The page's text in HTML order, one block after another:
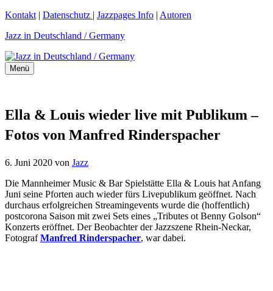
Zum
springen
Kontakt | Datenschutz | Jazzpages Info | Autoren
Jazz in Deutschland / Germany
Menü
Ella & Louis wieder live mit Publikum –
Fotos von Manfred Rinderspacher
6. Juni 2020 von Jazz
Die Mannheimer Music & Bar Spielstätte Ella & Louis hat Anfang
Juni seine Pforten auch wieder fürs Livepublikum geöffnet. Nach
durchaus erfolgreichen Streamingevents wurde die (hoffentlich)
postcorona Saison mit zwei Sets eines „Tributes ot Benny Golson“
Konzerts eröffnet. Der Beobachter der Jazzszene Rhein-Neckar,
FotografManfred Rinderspacher, war dabei.